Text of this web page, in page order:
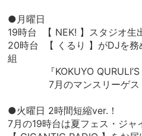
●月曜日
19時台 【 NEK! 】スタジオ生
20時台 【 くるり 】がDJを務
組
『KOKUYO QURULI’S
7月のマンスリーゲスト
●火曜日 2時間短縮ver.！
7月の19時台は夏フェス・ジャ